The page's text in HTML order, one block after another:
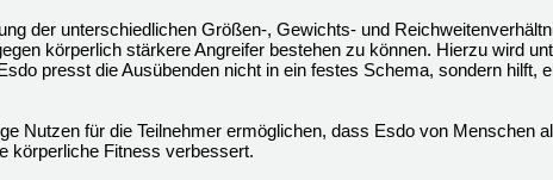
der unterschiedlichen Größen-, Gewichts- und
körperlich stärkere Angreifer bestehen zu können. Hierzu wird
presst die Ausübenden nicht in ein festes Schema, sondern hilft,
Nutzen für die Teilnehmer ermöglichen, dass Esdo von Menschen
körperliche Fitness verbessert.